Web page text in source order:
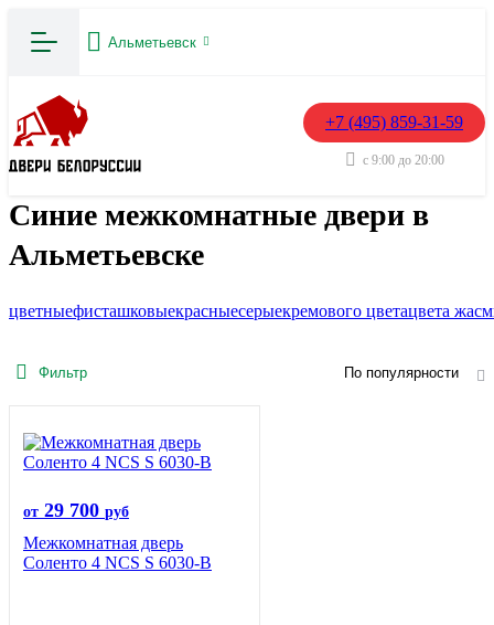
Альметьевск
+7 (495) 859-31-59
с 9:00 до 20:00
Синие межкомнатные двери в
Альметьевске
цветныефисташковыекрасныесерыекремового цветацвета
Фильтр По популярности
от 29 700 руб
Межкомнатная дверь
Соленто 4 NCS S 6030-B